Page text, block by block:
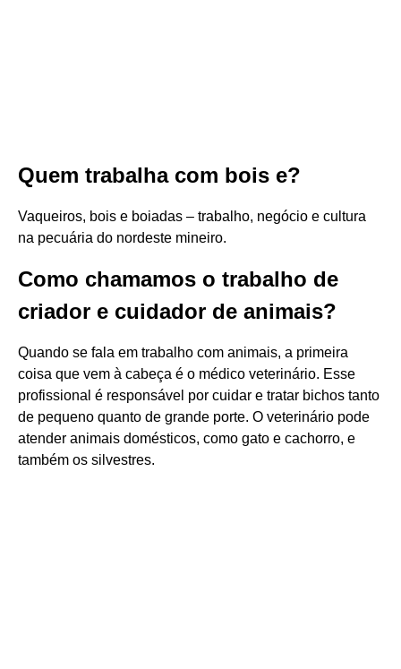
Quem trabalha com bois e?
Vaqueiros, bois e boiadas – trabalho, negócio e cultura
na pecuária do nordeste mineiro.
Como chamamos o trabalho de
criador e cuidador de animais?
Quando se fala em trabalho com animais, a primeira
coisa que vem à cabeça é o médico veterinário. Esse
profissional é responsável por cuidar e tratar bichos tanto
de pequeno quanto de grande porte. O veterinário pode
atender animais domésticos, como gato e cachorro, e
também os silvestres.